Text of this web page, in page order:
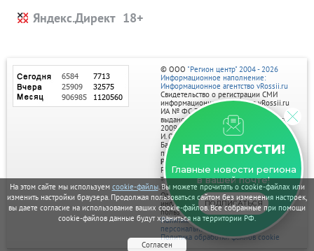
На этом сайте мы используем cookie-файлы. Вы можете прочитать о cookie-файлах или
изменить настройки браузера. Продолжая пользоваться сайтом без изменения настроек,
вы даете согласие на использование ваших cookie-файлов. Все собранные при помощи
cookie-файлов данные будут храниться на территории РФ.
Согласен
Яндекс.Директ
НЕ ПРОПУСТИ!
Главные новости региона
в вашей почте!
ПОДПИСАТЬСЯ
© ООО "Регион центр" 2004 - 2026
Информационное наполнение:
Информационное агентство vRossii.ru
Свидетельство о регистрации СМИ
информационного агентства vRossii.ru
ИА № ФС 77‑35502
выдано РОСКОМНАДЗОРом 04 марта
2009г.
И. О. Главного редактора Нарыков А. Н.
Баннеры на портале размещаются на
правах рекламы.
Реклама на портале:
Рекламное агентство "Умный маркетинг"
тел. 7-910-267-70-40,
email: umnyy.marketing@yandex.ru
Отдельные публикации могут содержать
информацию, не предназначенную для
пользователей до 18 лет.
Политика в отношении обработки
персональных данных
Политика обработки файлов cookie